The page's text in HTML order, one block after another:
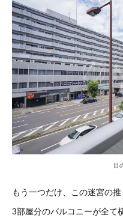
目
もう一つだけ、この迷宮の
3部屋分のバルコニーが全て